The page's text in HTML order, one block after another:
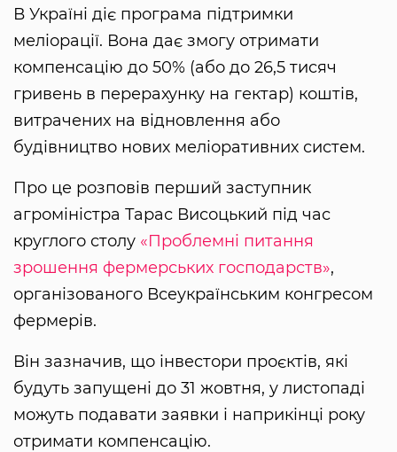
В Україні діє програма підтримки
меліорації. Вона дає змогу отримати
компенсацію до 50% (або до 26,5 тисяч
гривень в перерахунку на гектар) коштів,
витрачених на відновлення або
будівництво нових меліоративних систем.
Про це розповів перший заступник
агроміністра Тарас Висоцький під час
круглого столу «Проблемні питання
зрошення фермерських господарств»,
організованого Всеукраїнським конгресом
фермерів.
Він зазначив, що інвестори проєктів, які
будуть запущені до 31 жовтня, у листопаді
можуть подавати заявки і наприкінці року
отримати компенсацію.